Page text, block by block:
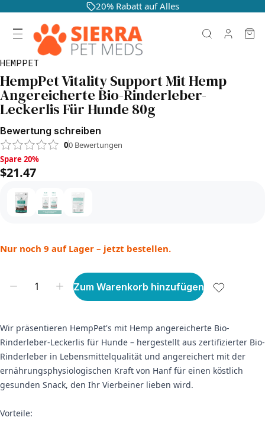
20% Rabatt auf Alles
HEMPPET
HempPet Vitality Support Mit Hemp
Angereicherte Bio-Rinderleber-
Leckerlis Für Hunde 80g
Bewertung schreiben
00 Bewertungen
Spare 20%, $21.47
Spare 20%
$21.47
Nur noch 9 auf Lager – jetzt bestellen.
Zum Warenkorb hinzufügen
Wir präsentieren HempPet's mit Hemp angereicherte Bio-
Rinderleber-Leckerlis für Hunde – hergestellt aus zertifizierter Bio-
Rinderleber in Lebensmittelqualität und angereichert mit der
ernährungsphysiologischen Kraft von Hanf für einen köstlich
gesunden Snack, den Ihr Vierbeiner lieben wird.
Vorteile: